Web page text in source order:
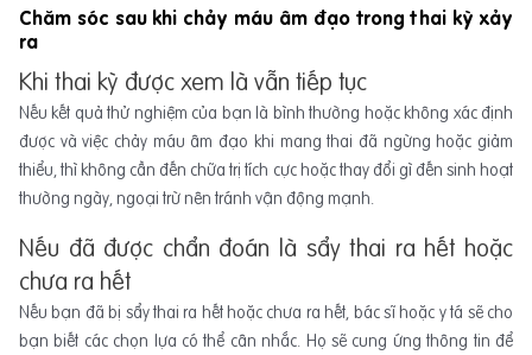
Chăm sóc sau khi chảy máu âm đạo trong thai kỳ xảy
ra
Khi thai kỳ được xem là vẫn tiếp tục
Nếu kết quả thử nghiệm của bạn là bình thường hoặc không xác định
được và việc chảy máu âm đạo khi mang thai đã ngừng hoặc giảm
thiểu, thì không cần đến chữa trị tích cực hoặc thay đổi gì đến sinh hoạt
thường ngày, ngoại trừ nên tránh vận động mạnh.
Nếu đã được chẩn đoán là sẩy thai ra hết hoặc
chưa ra hết
Nếu bạn đã bị sẩy thai ra hết hoặc chưa ra hết, bác sĩ hoặc y tá sẽ cho
bạn biết các chọn lựa có thể cân nhắc. Họ sẽ cung ứng thông tin để